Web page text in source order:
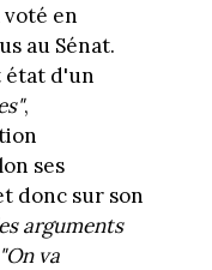
voté en
au Sénat.
état d'un
,
ses
donc sur son
arguments
va